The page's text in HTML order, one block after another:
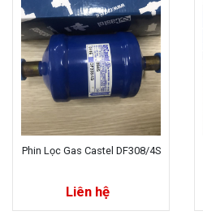
Phin Lọc Gas Castel DF308/4S
Liên hệ